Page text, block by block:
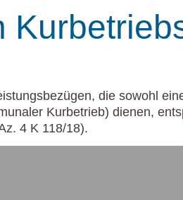
die sowohl
Kurbetrieb) dienen,
4 K 118/18).